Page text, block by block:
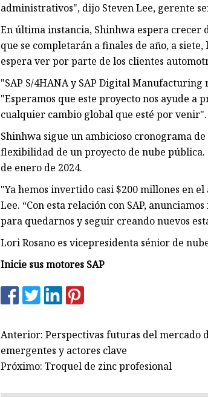
administrativos", dijo Steven Lee, gerente
En última instancia, Shinhwa espera crecer
que se completarán a finales de año, a
espera ver por parte de los clientes
"SAP S/4HANA y SAP Digital
"Esperamos que este proyecto nos ayude a
cualquier cambio global que esté por venir".
Shinhwa sigue un ambicioso cronograma
flexibilidad de un proyecto de nube pública.
de enero de 2024.
"Ya hemos invertido casi $200 millones en
Lee. “Con esta relación con SAP,
para quedarnos y seguir creando nuevos
Lori Rosano es vicepresidenta sénior de
Inicie sus motores SAP
Anterior: Perspectivas futuras del mercado
emergentes y actores clave
Próximo: Troquel de zinc profesional